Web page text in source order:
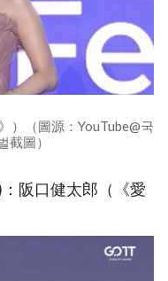
）（圖源：YouTube@국
截圖）
阪口健太郎（《愛